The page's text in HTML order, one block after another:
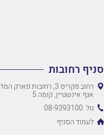
סניף רחובות
רחוב פקריס 3, רחובות
אגף אינשטיין, קומה 5
טל. 08-9393100
לעמוד הסניף